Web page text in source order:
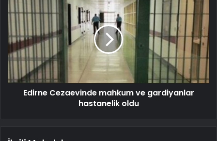
Edirne Cezaevinde mahkum ve gardiyanlar
hastanelik oldu